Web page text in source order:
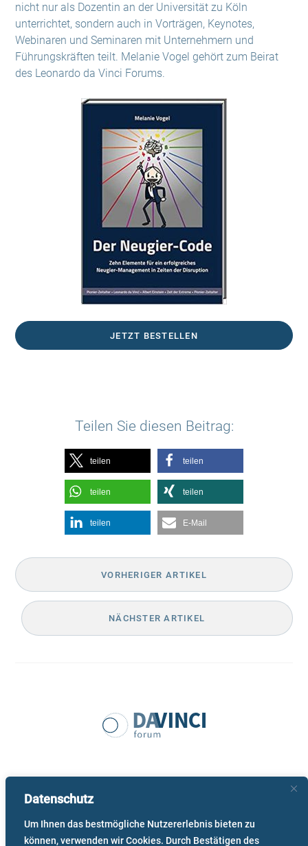
Datenschutz
Um Ihnen das bestmögliche Nutzererlebnis bieten zu
können, verwenden wir Cookies. Durch Bestätigen des
nicht nur als Dozentin an der Universität zu Köln
unterrichtet, sondern auch in Vorträgen, Keynotes,
Webinaren und Seminaren mit Unternehmern und
Führungskräften teilt. Melanie Vogel gehört zum Beirat
des Leonardo da Vinci Forums.
JETZT BESTELLEN
Teilen Sie diesen Beitrag:
teilen teilen
teilen teilen
teilen E-Mail
VORHERIGER ARTIKEL
NÄCHSTER ARTIKEL
© 2026 Leonardo da Vinci Forum – Auf den Spuren des
Universalgenies. All Rights Reserved.